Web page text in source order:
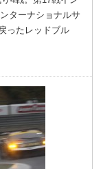
ターナショナルサ
ったレッドブル